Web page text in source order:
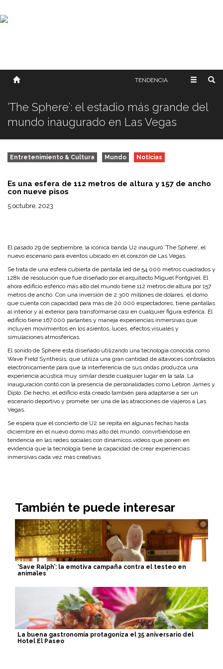
SOBRE NOSOTROS
TENDENCIA
‘The Sphere’: el estadio más grande del
mundo inaugurado en Las Vegas
Entretenimiento & Cultura Mundo Noticias
Es una esfera de 112 metros de altura y 157 de ancho
con nueve pisos
5 octubre, 2023
El pasado 29 de septiembre, la icónica banda U2 inauguró ‘The Sphere’, el
nuevo escenario para eventos ubicado en el corazón de Las Vegas.
Se trata de una esfera cubierta de pantalla led de 54.000 metros cuadrados y
128k de resolución que fue diseñado por el arquitecto Miguel Fontgivel. El
ahora edificio esférico más alto del mundo tiene 112 metros de altura por 157
metros de ancho. Con una inversión de 2.300 millones de dólares, el domo
que cuenta con capacidad para más de 20.000 espectadores, tiene pantallas
al interior y al exterior para transformarse casi en cualquier figura esférica. El
edificio tiene 167.000 parlantes y maneja experiencias inmersivas que
incluyen movimientos en los asientos, luces, efectos visuales y
simulaciones atmosféricas.
El sonido de Sphere está diseñado utilizando una tecnología conocida como
Wave Field Synthesis, que utiliza una gran cantidad de altavoces controlados
electrónicamente para que la interferencia de sus ondas produzca una
experiencia acústica muy similar desde cualquier lugar en la sala. La
inauguración contó con la presencia de personalidades como Lebron James y
Diplo. De hecho, el edificio está creado también para adaptarse a ser un
escenario deportivo y promete ser una de las atracciones de viajeros a Las
Vegas.
Se espera que el concierto de U2 se repita en algunas fechas hasta
diciembre en el nuevo domo más alto del mundo, convirtiéndose en
tendencia en las redes sociales con dinámicos videos que ponen en
evidencia que la tecnología tiene la capacidad de crear experiencias
inmersivas cada vez más creativas.
También te puede interesar
‘Save Ralph’: la emotiva campaña contra el testeo en
animales
La buena gastronomía protagoniza el 35 aniversario del
Hotel El Paseo